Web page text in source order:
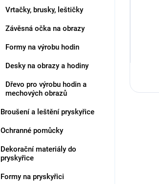
Vrtačky, brusky, leštičky
Závěsná očka na obrazy
Formy na výrobu hodin
Desky na obrazy a hodiny
Dřevo pro výrobu hodin a
mechových obrazů
Broušení a leštění pryskyřice
Ochranné pomůcky
Dekorační materiály do
pryskyřice
Formy na pryskyřici